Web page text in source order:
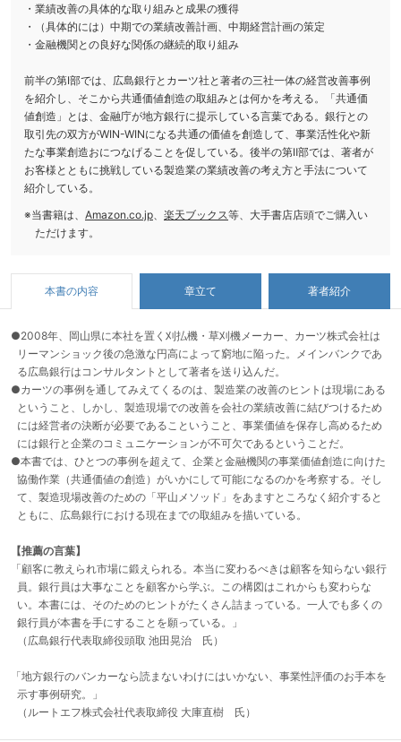
・業績改善の具体的な取り組みと成果の獲得
・（具体的には）中期での業績改善計画、中期経営計画の策定
・金融機関との良好な関係の継続的取り組み
前半の第Ⅰ部では、広島銀行とカーツ社と著者の三社一体の経営改善事例
を紹介し、そこから共通価値創造の取組みとは何かを考える。「共通価
値創造」とは、金融庁が地方銀行に提示している言葉である。銀行との
取引先の双方がWIN-WINになる共通の価値を創造して、事業活性化や新
たな事業創造おにつなげることを促している。後半の第Ⅱ部では、著者が
お客様とともに挑戦している製造業の業績改善の考え方と手法について
紹介している。
※当書籍は、 Amazon.co.jp 楽天ブックス等、大手書店店頭でご購入い
ただけます。
本書の内容 章立て 著者紹介
●2008年、岡山県に本社を置く刈払機・草刈機メーカー、カーツ株式会社は
リーマンショック後の急激な円高によって窮地に陥った。メインバンクであ
る広島銀行はコンサルタントとして著者を送り込んだ。
●カーツの事例を通してみえてくるのは、製造業の改善のヒントは現場にある
ということ、しかし、製造現場での改善を会社の業績改善に結びつけるため
には経営者の決断が必要であるこということ、事業価値を保存し高めるため
には銀行と企業のコミュニケーションが不可欠であるということだ。
●本書では、ひとつの事例を超えて、企業と金融機関の事業価値創造に向けた
協働作業（共通価値の創造）がいかにして可能になるのかを考察する。そし
て、製造現場改善のための「平山メソッド」をあますところなく紹介すると
ともに、広島銀行における現在までの取組みを描いている。
【推薦の言葉】
「顧客に教えられ市場に鍛えられる。本当に変わるべきは顧客を知らない銀行
員。銀行員は大事なことを顧客から学ぶ。この構図はこれからも変わらな
い。本書には、そのためのヒントがたくさん詰まっている。一人でも多くの
銀行員が本書を手にすることを願っている。」
（広島銀行代表取締役頭取 池田晃治 氏）
「地方銀行のバンカーなら読まないわけにはいかない、事業性評価のお手本を
示す事例研究。」
（ルートエフ株式会社代表取締役 大庫直樹 氏）